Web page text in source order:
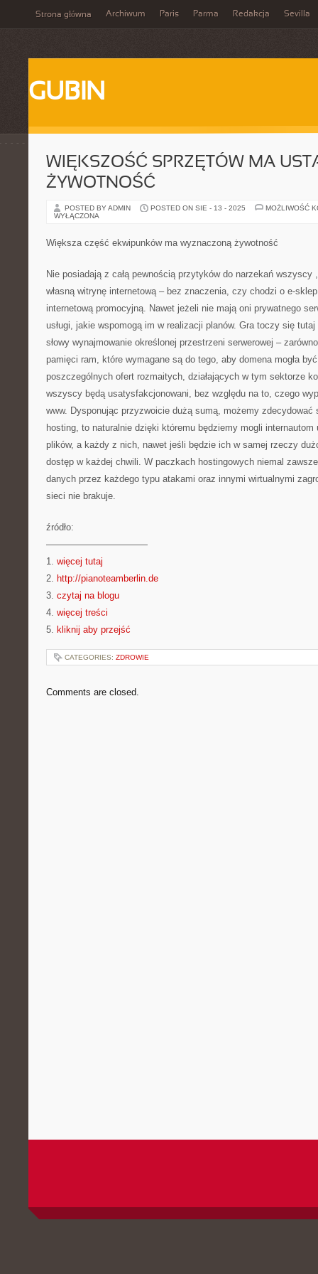
Strona główna Archiwum Paris Parma Redakcja Sevilla
GUBIN
WIĘKSZOŚĆ SPRZĘTÓW MA
ŻYWOTNOŚĆ
POSTED BY ADMIN POSTED ON SIE - 13 - 2025
MOŻLIWOŚĆ
WYŁĄCZONA
Większa część ekwipunków ma wyznaczoną żywotność
Nie posiadają z całą pewnością przytyków do narzekań
własną witrynę internetową – bez znaczenia, czy chodzi o e-
internetową promocyjną. Nawet jeżeli nie mają oni prywatnego
usługi, jakie wspomogą im w realizacji planów. Gra toczy się
słowy wynajmowanie określonej przestrzeni serwerowej –
pamięci ram, które wymagane są do tego, aby domena mogła
poszczególnych ofert rozmaitych, działających w tym sektorze
wszyscy będą usatysfakcjonowani, bez względu na to, czego
www. Dysponując przyzwoicie dużą sumą, możemy
hosting, to naturalnie dzięki któremu będziemy mogli
plików, a każdy z nich, nawet jeśli będzie ich w samej rzeczy
dostęp w każdej chwili. W paczkach hostingowych niemal
danych przez każdego typu atakami oraz innymi wirtualnymi
sieci nie brakuje.
źródło:
———————————
1. więcej tutaj
2. http://pianoteamberlin.de
3. czytaj na blogu
4. więcej treści
5. kliknij aby przejść
CATEGORIES: ZDROWIE
Comments are closed.